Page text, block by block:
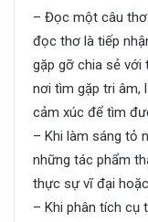
– Đọc một câu
đọc thơ là tiếp
gặp gỡ chia sẻ với
nơi tìm gặp tri âm,
cảm xúc để tìm
– Khi làm sáng tỏ
những tác phẩm
thực sự vĩ đại
– Khi phân tích cụ